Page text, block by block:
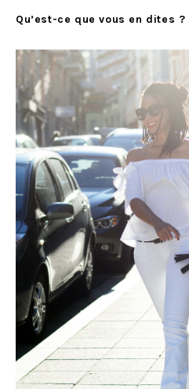
Qu’est-ce que vous en dites ?